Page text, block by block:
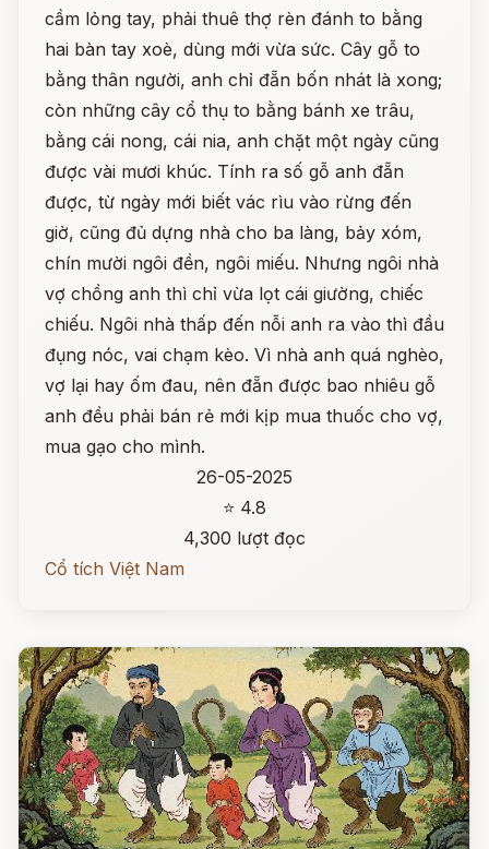
cầm lỏng tay, phải thuê thợ rèn đánh to bằng
hai bàn tay xoè, dùng mới vừa sức. Cây gỗ to
bằng thân người, anh chỉ đẵn bốn nhát là xong;
còn những cây cổ thụ to bằng bánh xe trâu,
bằng cái nong, cái nia, anh chặt một ngày cũng
được vài mươi khúc. Tính ra số gỗ anh đẵn
được, từ ngày mới biết vác rìu vào rừng đến
giờ, cũng đủ dựng nhà cho ba làng, bảy xóm,
chín mười ngôi đền, ngôi miếu. Nhưng ngôi nhà
vợ chồng anh thì chỉ vừa lọt cái giường, chiếc
chiếu. Ngôi nhà thấp đến nỗi anh ra vào thì đầu
đụng nóc, vai chạm kèo. Vì nhà anh quá nghèo,
vợ lại hay ốm đau, nên đẵn được bao nhiêu gỗ
anh đều phải bán rẻ mới kịp mua thuốc cho vợ,
mua gạo cho mình.
26-05-2025
⭐ 4.8
4,300 lượt đọc
Cổ tích Việt Nam